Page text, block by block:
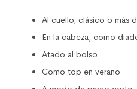
Al cuello, clásico o más
En la cabeza, como
Atado al bolso
Como top en verano